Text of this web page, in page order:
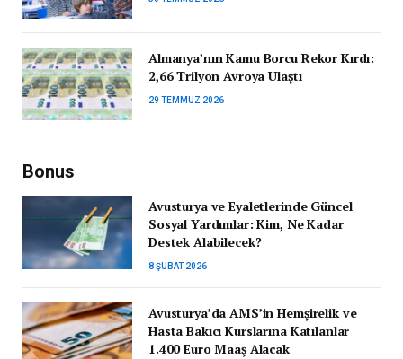
Almanya’nın Kamu Borcu Rekor Kırdı:
2,66 Trilyon Avroya Ulaştı
29 TEMMUZ 2026
Bonus
Avusturya ve Eyaletlerinde Güncel
Sosyal Yardımlar: Kim, Ne Kadar
Destek Alabilecek?
8 ŞUBAT 2026
Avusturya’da AMS’in Hemşirelik ve
Hasta Bakıcı Kurslarına Katılanlar
1.400 Euro Maaş Alacak